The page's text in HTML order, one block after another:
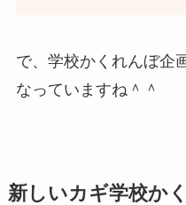
で、学校かくれんぼ企
なっていますね＾＾
新しいカギ学校か